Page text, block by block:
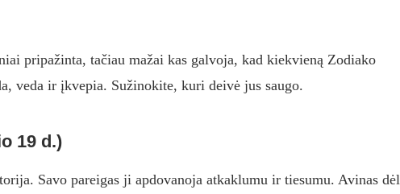
pripažinta, tačiau mažai kas galvoja, kad kiekvieną Zodiako
veda ir įkvepia. Sužinokite, kuri deivė jus saugo.
19 d.)
Savo pareigas ji apdovanoja atkaklumu ir tiesumu. Avinas dėl